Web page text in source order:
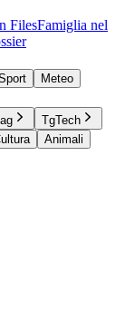
FilesFamiglia nel
Meteo
TgTech
Animali